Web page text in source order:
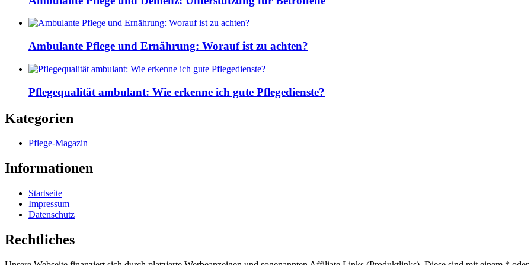
Ambulante Pflege und Ernährung: Worauf ist zu achten?
Pflegequalität ambulant: Wie erkenne ich gute Pflegedienste?
Kategorien
Pflege-Magazin
Informationen
Startseite
Impressum
Datenschutz
Rechtliches